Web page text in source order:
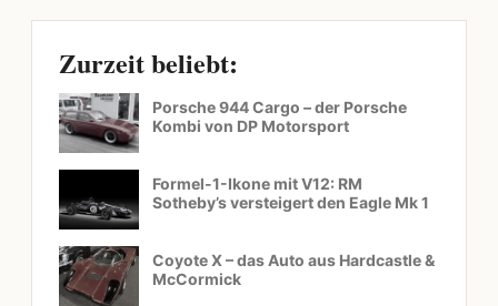
Zurzeit beliebt:
Porsche 944 Cargo – der Porsche
Kombi von DP Motorsport
Formel-1-Ikone mit V12: RM
Sotheby’s versteigert den Eagle Mk 1
Coyote X – das Auto aus Hardcastle &
McCormick